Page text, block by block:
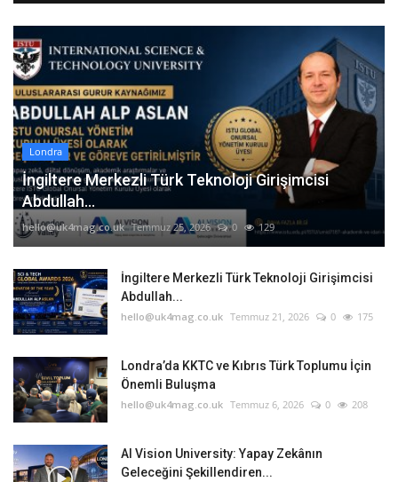
Londra
İngiltere Merkezli Türk Teknoloji Girişimcisi
Abdullah...
hello@uk4mag.co.uk Temmuz 25, 2026 0 129
İngiltere Merkezli Türk Teknoloji Girişimcisi
Abdullah...
hello@uk4mag.co.uk Temmuz 21, 2026 0 175
Londra’da KKTC ve Kıbrıs Türk Toplumu İçin
Önemli Buluşma
hello@uk4mag.co.uk Temmuz 6, 2026 0 208
AI Vision University: Yapay Zekânın
Geleceğini Şekillendiren...